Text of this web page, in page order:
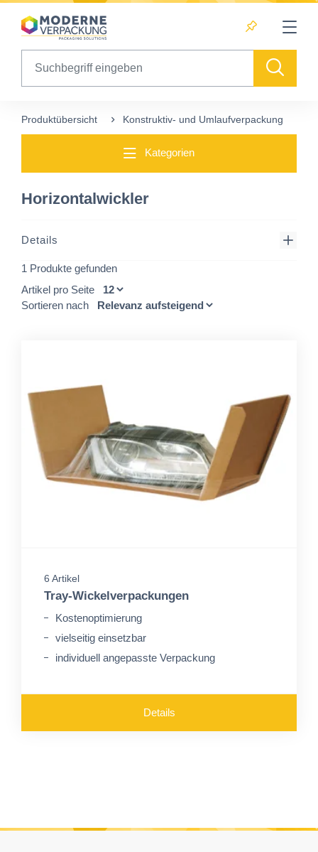
Table Of Content
Produktübersicht Konstruktiv- und Umlaufverpackung
Kategorien
Horizontalwickler
Details
1 Produkte gefunden
Artikel pro Seite
Sortieren nach
6 Artikel
Tray-Wickelverpackungen
Kostenoptimierung
vielseitig einsetzbar
individuell angepasste Verpackung
Details